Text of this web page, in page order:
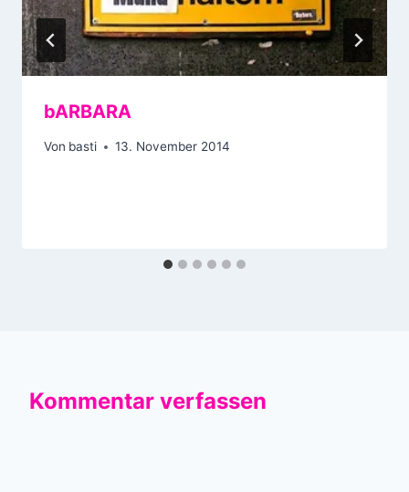
bARBARA
Von basti 13. November 2014
Kommentar verfassen